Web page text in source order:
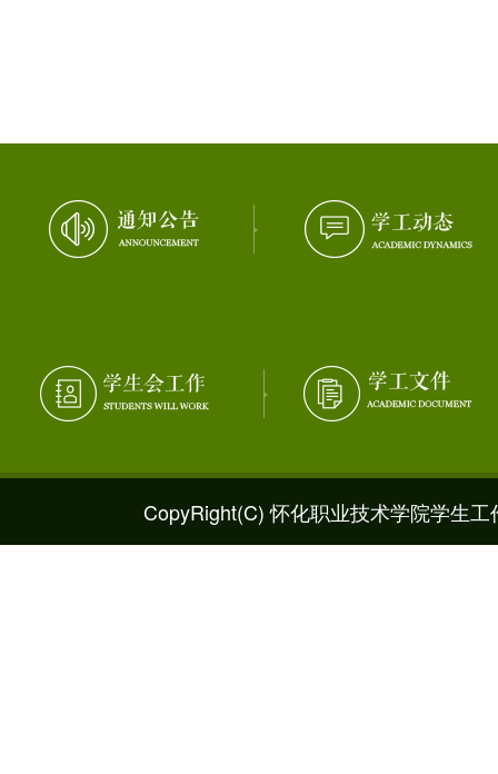
CopyRight(C) 怀化职业技术学院学生